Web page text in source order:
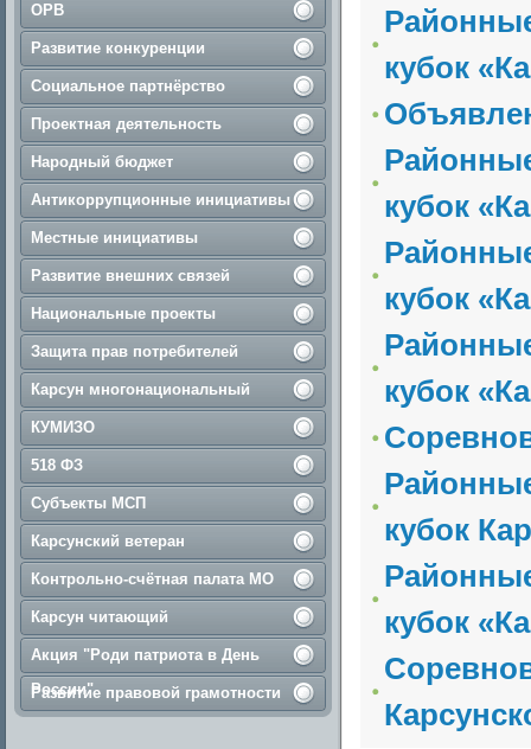
ОРВ
Развитие конкуренции
Социальное партнёрство
Проектная деятельность
Народный бюджет
Антикоррупционные инициативы
Местные инициативы
Развитие внешних связей
Национальные проекты
Защита прав потребителей
Карсун многонациональный
КУМИЗО
518 ФЗ
Субъекты МСП
Карсунский ветеран
Контрольно-счётная палата МО
Карсун читающий
Акция "Роди патриота в День
России"
Развитие правовой грамотности
кубок
кубок
кубок
кубок
кубок
кубок